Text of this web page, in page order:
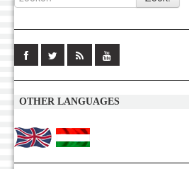
OTHER LANGUAGES